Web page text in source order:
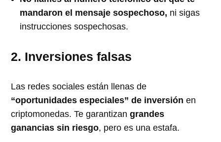
mandaron el mensaje sospechoso, ni sigas
instrucciones sospechosas.
2. Inversiones falsas
Las redes sociales están llenas de
“oportunidades especiales” de inversión en
criptomonedas. Te garantizangrandes
ganancias sin riesgo, pero es una estafa.